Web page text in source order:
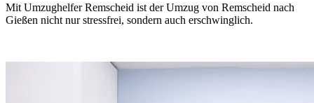
Mit Umzughelfer Remscheid ist der Umzug von Remscheid nach
Gießen nicht nur stressfrei, sondern auch erschwinglich.